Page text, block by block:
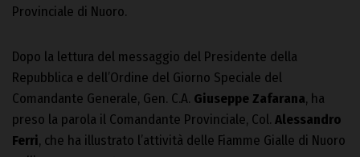
Provinciale di Nuoro.
Dopo la lettura del messaggio del Presidente della
Repubblica e dell’Ordine del Giorno Speciale del
Comandante Generale, Gen. C.A. Giuseppe Zafarana, ha
preso la parola il Comandante Provinciale, Col. Alessandro
Ferri, che ha illustrato l’attività delle Fiamme Gialle di Nuoro